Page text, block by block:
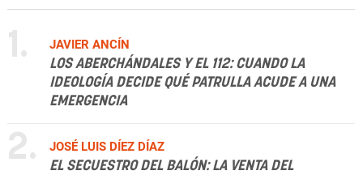
1.
JAVIER ANCÍN
LOS ABERCHÁNDALES Y EL 112: CUANDO LA
IDEOLOGÍA DECIDE QUÉ PATRULLA ACUDE A UNA
EMERGENCIA
2.
JOSÉ LUIS DÍEZ DÍAZ
EL SECUESTRO DEL BALÓN: LA VENTA DEL